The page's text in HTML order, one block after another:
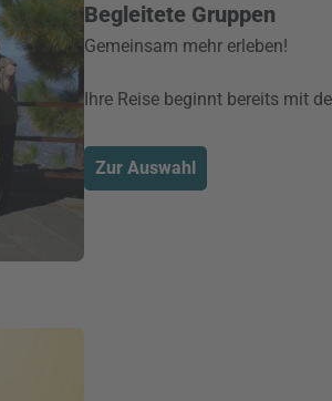
Begleitete Gruppen
Gemeinsam mehr erleben!
Ihre Reise beginnt bereits mit
Zur Auswahl